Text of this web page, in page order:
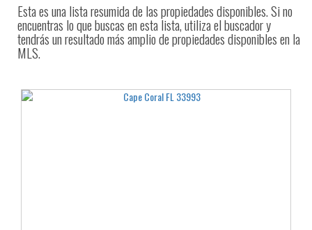
Esta es una lista resumida de las propiedades disponibles. Si no
encuentras lo que buscas en esta lista, utiliza el buscador y
tendrás un resultado más amplio de propiedades disponibles en la
MLS.